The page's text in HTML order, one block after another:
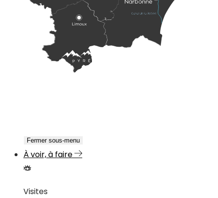
Fermer sous-menu
À voir, à faire
Visites